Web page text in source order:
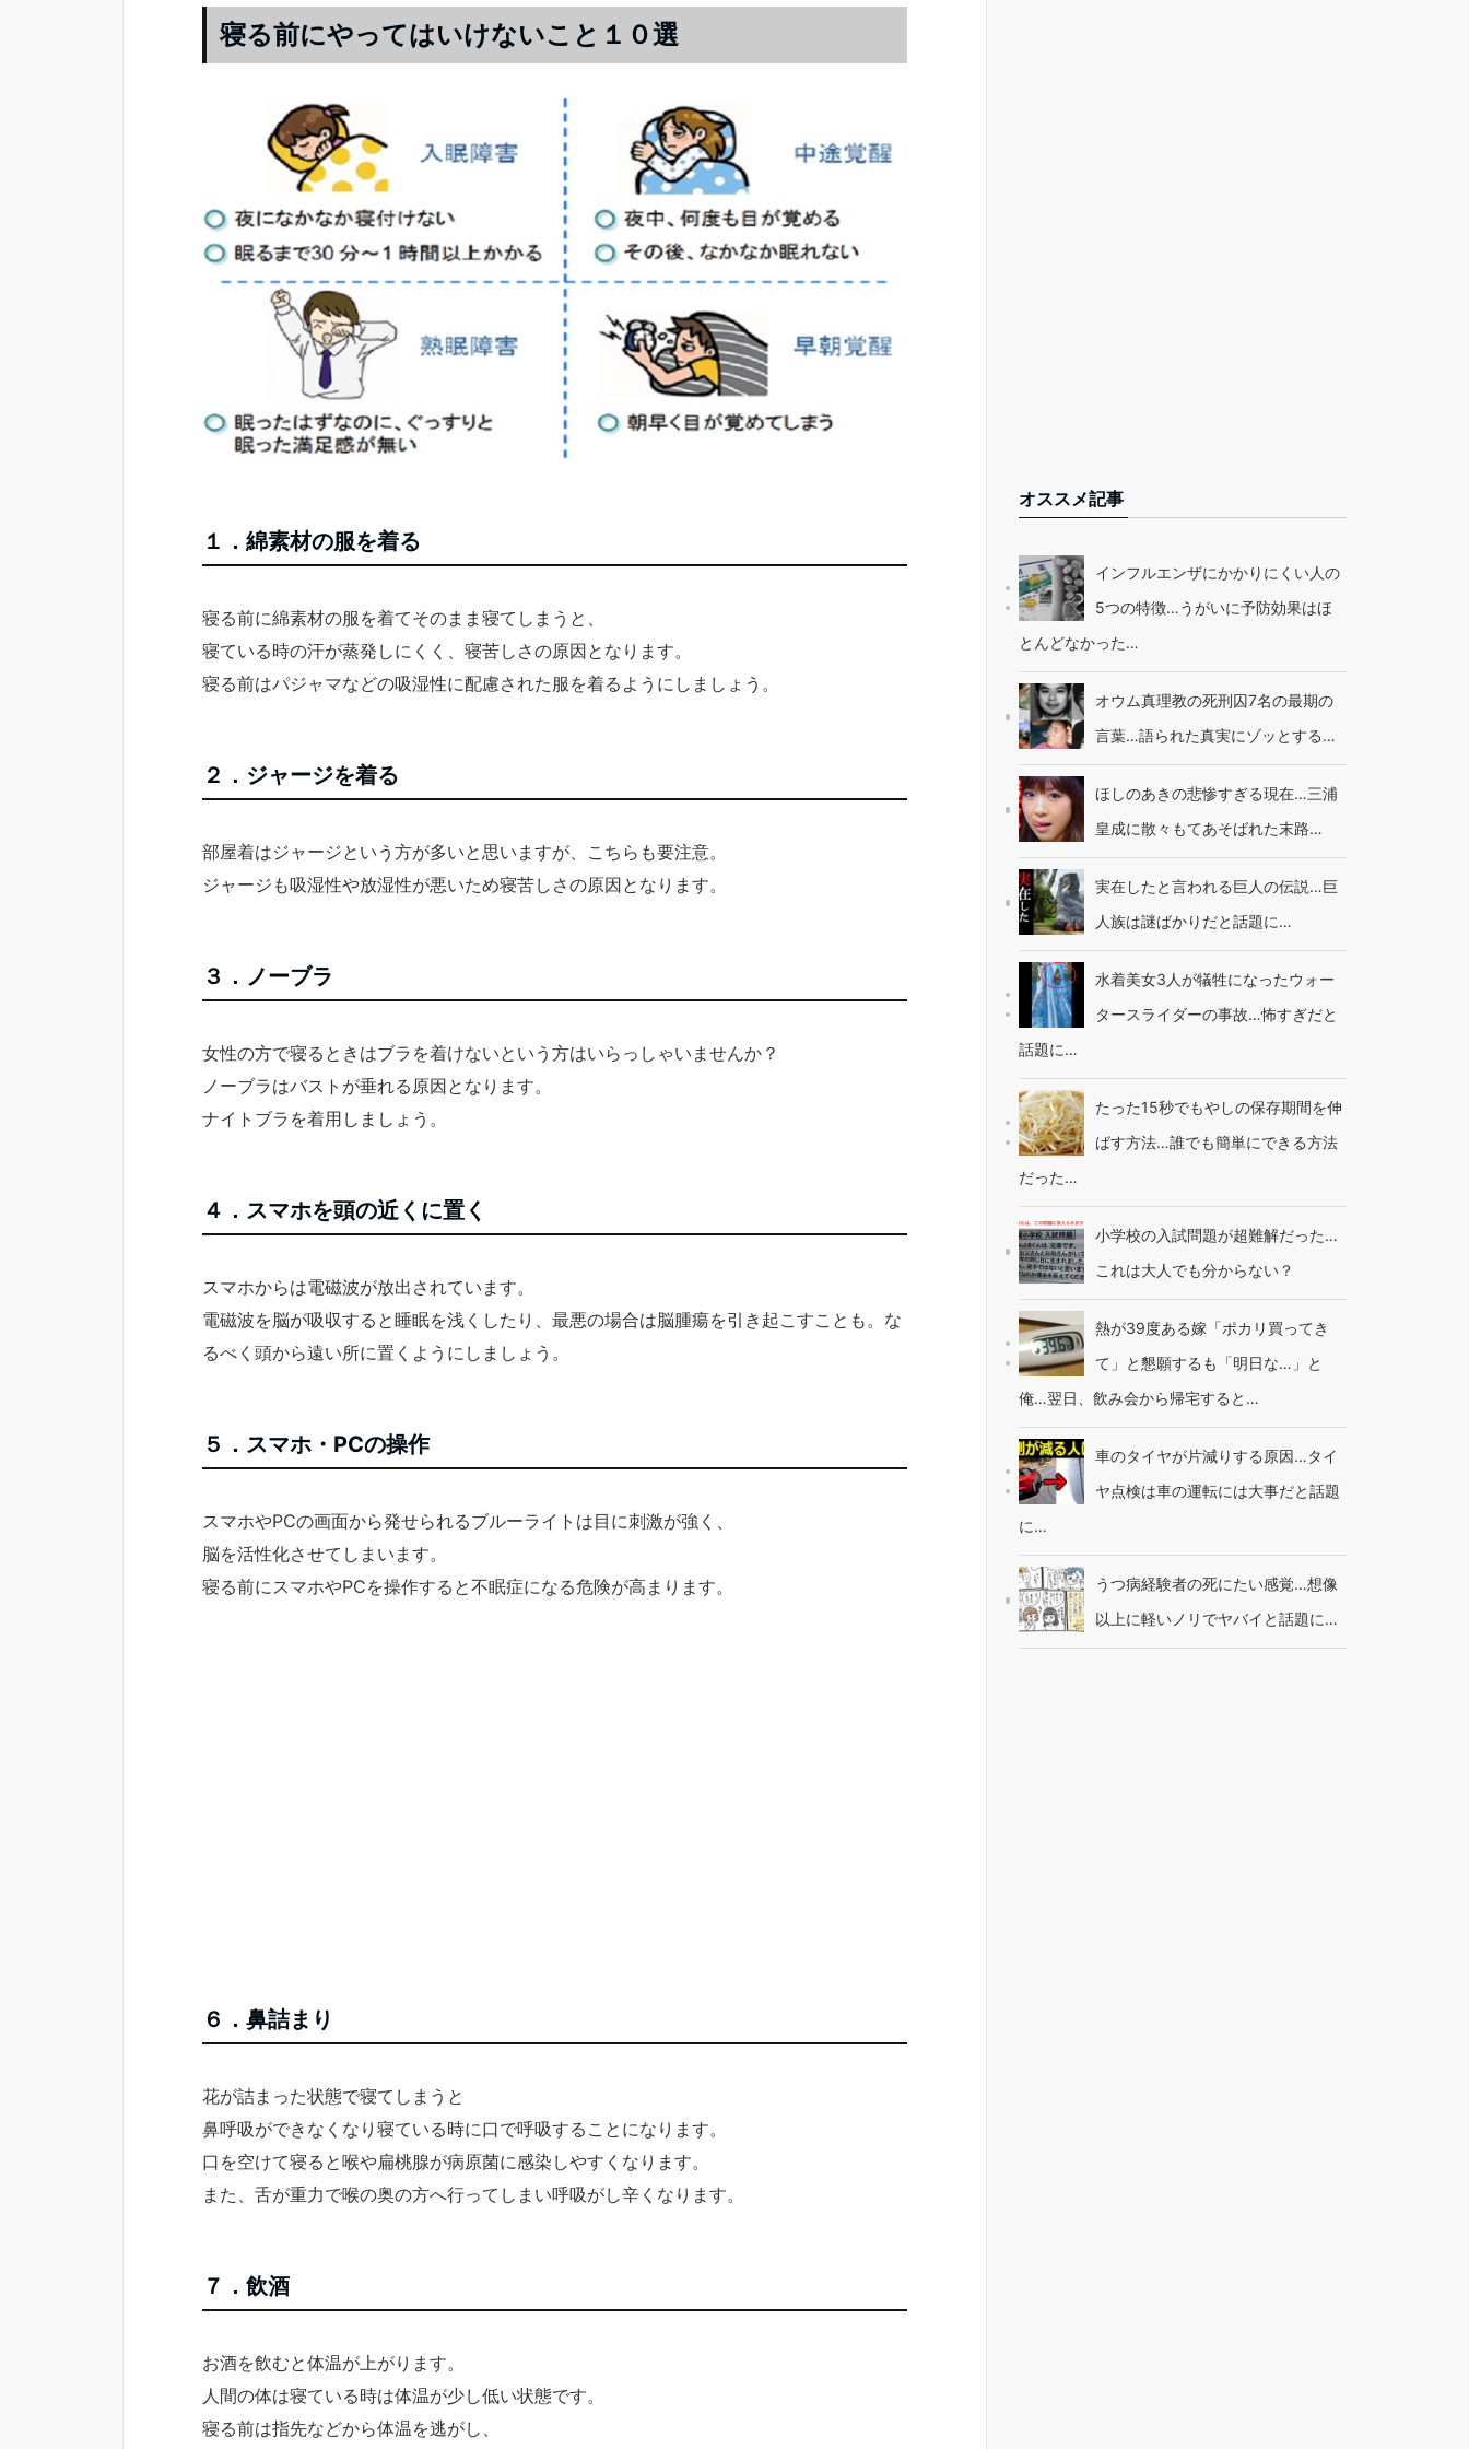
寝る前にやってはいけないこと１０選
１．綿素材の服を着る
寝る前に綿素材の服を着てそのまま寝てしまうと、
寝ている時の汗が蒸発しにくく、寝苦しさの原因となります。
寝る前はパジャマなどの吸湿性に配慮された服を着るようにしましょう。
２．ジャージを着る
部屋着はジャージという方が多いと思いますが、こちらも要注意。
ジャージも吸湿性や放湿性が悪いため寝苦しさの原因となります。
３．ノーブラ
女性の方で寝るときはブラを着けないという方はいらっしゃいませんか？
ノーブラはバストが垂れる原因となります。
ナイトブラを着用しましょう。
４．スマホを頭の近くに置く
スマホからは電磁波が放出されています。
電磁波を脳が吸収すると睡眠を浅くしたり、最悪の場合は脳腫瘍を引き起こすことも。な
るべく頭から遠い所に置くようにしましょう。
５．スマホ・PCの操作
スマホやPCの画面から発せられるブルーライトは目に刺激が強く、
脳を活性化させてしまいます。
寝る前にスマホやPCを操作すると不眠症になる危険が高まります。
６．鼻詰まり
花が詰まった状態で寝てしまうと
鼻呼吸ができなくなり寝ている時に口で呼吸することになります。
口を空けて寝ると喉や扁桃腺が病原菌に感染しやすくなります。
また、舌が重力で喉の奥の方へ行ってしまい呼吸がし辛くなります。
７．飲酒
お酒を飲むと体温が上がります。
人間の体は寝ている時は体温が少し低い状態です。
寝る前は指先などから体温を逃がし、
オススメ記事
インフルエンザにかかりにくい人の
5つの特徴…うがいに予防効果はほ
とんどなかった…
オウム真理教の死刑囚7名の最期の
言葉…語られた真実にゾッとする…
ほしのあきの悲惨すぎる現在…三浦
皇成に散々もてあそばれた末路…
実在したと言われる巨人の伝説…巨
人族は謎ばかりだと話題に…
水着美女3人が犠牲になったウォー
タースライダーの事故…怖すぎだと
話題に…
たった15秒でもやしの保存期間を伸
ばす方法…誰でも簡単にできる方法
だった…
小学校の入試問題が超難解だった…
これは大人でも分からない？
熱が39度ある嫁「ポカリ買ってき
て」と懇願するも「明日な…」と
俺…翌日、飲み会から帰宅すると…
車のタイヤが片減りする原因…タイ
ヤ点検は車の運転には大事だと話題
に…
うつ病経験者の死にたい感覚…想像
以上に軽いノリでヤバイと話題に…